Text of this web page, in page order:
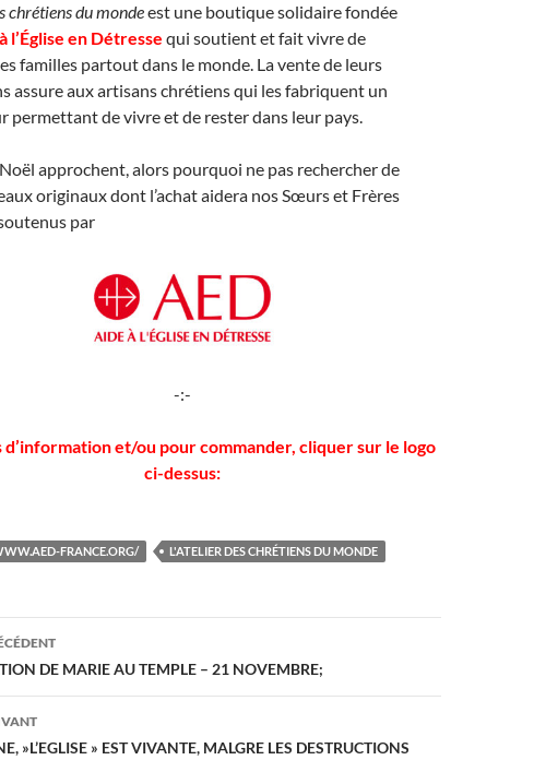
chrétiens du mondeest une boutique solidaire fondée
l’Église en Détresse qui soutient et fait vivre de
familles partout dans le monde. La vente de leurs
assure aux artisans chrétiens qui les fabriquent un
permettant de vivre et de rester dans leur pays.
Noël approchent, alors pourquoi ne pas rechercher de
originaux dont l’achat aidera nos Sœurs et Frères
par
-:-
d’information et/ou pour commander, cliquer sur le logo
ci-dessus:
FRANCE.ORG/ L'ATELIER DES CHRÉTIENS DU MONDE
DE MARIE AU TEMPLE – 21 NOVEMBRE;
»L’EGLISE » EST VIVANTE, MALGRE LES DESTRUCTIONS